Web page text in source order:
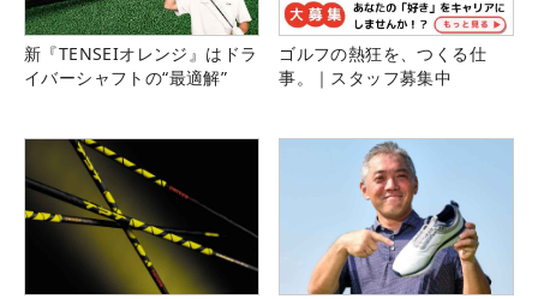
新『TENSEIオレンジ』はドラ
イバーシャフトの“最適解”
ゴルフの熱狂を、つくる仕
事。｜スタッフ募集中